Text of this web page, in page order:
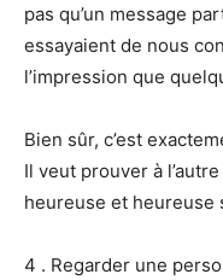
pas qu’un message
essayaient de nous
l’impression que
Bien sûr, c’est
Il veut prouver à
heureuse et heureuse
4 . Regarder une